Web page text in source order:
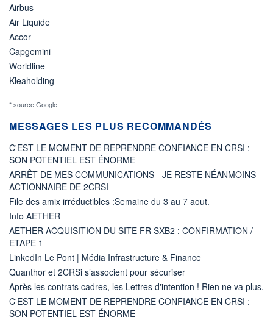
Airbus
Air Liquide
Accor
Capgemini
Worldline
Kleaholding
* source Google
MESSAGES LES PLUS RECOMMANDÉS
C'EST LE MOMENT DE REPRENDRE CONFIANCE EN CRSI :
SON POTENTIEL EST ÉNORME
ARRÊT DE MES COMMUNICATIONS - JE RESTE NÉANMOINS
ACTIONNAIRE DE 2CRSI
File des amix irréductibles :Semaine du 3 au 7 aout.
Info AETHER
AETHER ACQUISITION DU SITE FR SXB2 : CONFIRMATION /
ETAPE 1
LinkedIn Le Pont | Média Infrastructure & Finance
Quanthor et 2CRSi s’associent pour sécuriser
Après les contrats cadres, les Lettres d'intention ! Rien ne va plus.
C'EST LE MOMENT DE REPRENDRE CONFIANCE EN CRSI :
SON POTENTIEL EST ÉNORME